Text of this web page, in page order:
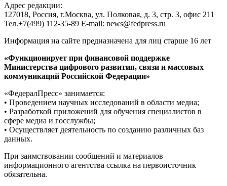
Адрес редакции:
127018, Россия, г.Москва, ул. Полковая, д. 3, стр. 3, офис 211
Тел.+7(499) 112-35-89 E-mail: news@fedpress.ru
Информация на сайте предназначена для лиц старше 16 лет
«Функционирует при финансовой поддержке
Министерства цифрового развития, связи и массовых
коммуникаций Российской Федерации»
«ФедералПресс» занимается:
• Проведением научных исследований в области медиа;
• Разработкой приложений для обучения специалистов в
сфере медиа и госслужбы;
• Осуществляет деятельность по созданию различных баз
данных.
При заимствовании сообщений и материалов
информационного агентства ссылка на первоисточник
обязательна.